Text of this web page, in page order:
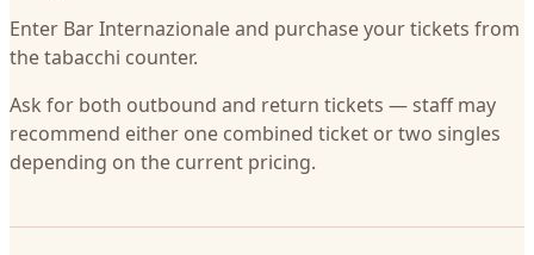
Enter Bar Internazionale and purchase your tickets from
the tabacchi counter.
Ask for both outbound and return tickets — staff may
recommend either one combined ticket or two singles
depending on the current pricing.